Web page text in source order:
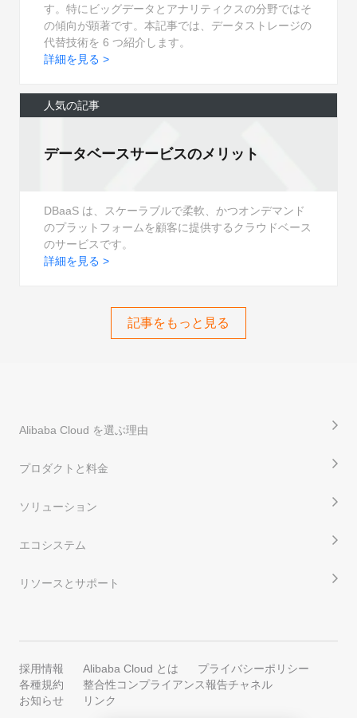
す。特にビッグデータとアナリティクスの分野ではそ
の傾向が顕著です。本記事では、データストレージの
代替技術を 6 つ紹介します。
詳細を見る >
人気の記事
データベースサービスのメリット
DBaaS は、スケーラブルで柔軟、かつオンデマンド
のプラットフォームを顧客に提供するクラウドベース
のサービスです。
詳細を見る >
記事をもっと見る
Alibaba Cloud を選ぶ理由
プロダクトと料金
ソリューション
エコシステム
リソースとサポート
採用情報 Alibaba Cloud とは
プライバシーポリシー
各種規約
整合性コンプライアンス報告チャネル
お知らせ
リンク